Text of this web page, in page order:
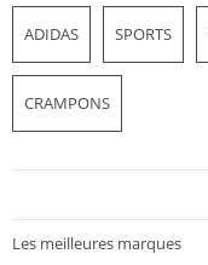
ADIDAS SPORTS
CRAMPONS
Les meilleures marques